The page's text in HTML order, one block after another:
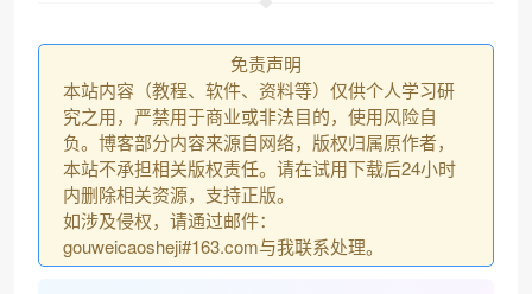
免责声明
本站内容（教程、软件、资料等）仅供个人学习研
究之用，严禁用于商业或非法目的，使用风险自
负。博客部分内容来源自网络，版权归属原作者，
本站不承担相关版权责任。请在试用下载后24小时
内删除相关资源，支持正版。
如涉及侵权，请通过邮件：
gouweicaosheji#163.com与我联系处理。